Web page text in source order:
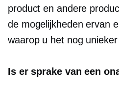
product en andere
de mogelijkheden ervan
waarop u het nog
Is er sprake van een